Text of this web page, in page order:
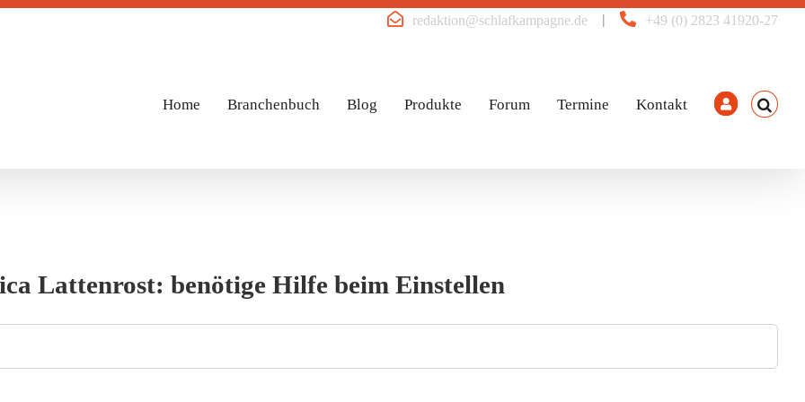
+49 (0) 2823 41920-27
|
redaktion@schlafkampagne.de
Home Branchenbuch Blog Produkte Forum Termine Kontakt
Lattenrost: benötige Hilfe beim Einstellen